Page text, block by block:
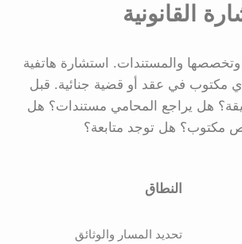
القانونية
والمستندات. استشارة هاتفية
مكتوب في عقد أو قضية جنائية. قبل
هل يراجع المحامي مستندات؟ هل
هل توجد متابعة؟
النطاق
تحديد المسار والوثائق